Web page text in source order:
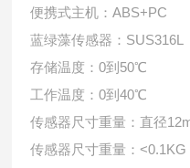
便携式主机：ABS+PC
蓝绿藻传感器： SUS316L
存储温度：0到50℃
工作温度：0到40℃
传感器尺寸重量：直径
传感器尺寸重量：<0.1KG